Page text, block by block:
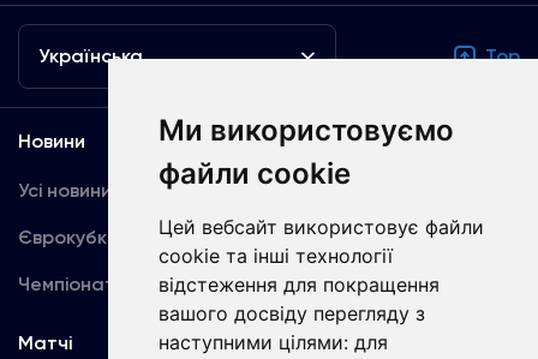
Ми використовуємо
файли cookie
Цей вебсайт використовує файли
cookie та інші технології
відстеження для покращення
вашого досвіду перегляду з
наступними цілями: для
Українська Top
Новини
Усі новини
Єврокубки
Чемпіонат України
Медіа
Динамо TV
Фотогалерея
Акредитація
Матчі Команда